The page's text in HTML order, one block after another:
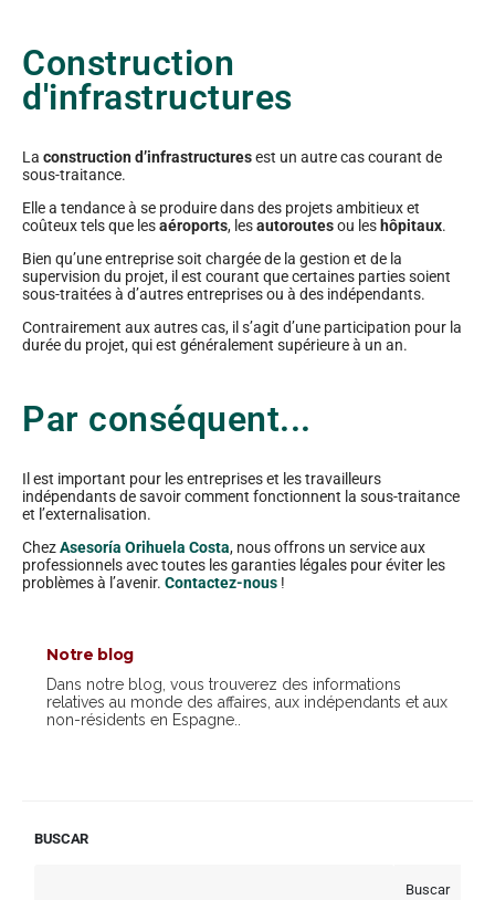
Construction
d'infrastructures
La construction d’infrastructuresest un autre cas courant de
sous-traitance.
Elle a tendance à se produire dans des projets ambitieux et
coûteux tels que lesaéroports, lesautoroutesou les hôpitaux.
Bien qu’une entreprise soit chargée de la gestion et de la
supervision du projet, il est courant que certaines parties soient
sous-traitées à d’autres entreprises ou à des indépendants.
Contrairement aux autres cas, il s’agit d’une participation pour la
durée du projet, qui est généralement supérieure à un an.
Par conséquent...
Il est important pour les entreprises et les travailleurs
indépendants de savoir comment fonctionnent la sous-traitance
et l’externalisation.
ChezAsesoría Orihuela Costa, nous offrons un service aux
professionnels avec toutes les garanties légales pour éviter les
problèmes à l’avenir. Contactez-nous !
Notre blog
Dans notre blog, vous trouverez des informations
relatives au monde des affaires, aux indépendants et aux
non-résidents en Espagne..
BUSCAR
Buscar